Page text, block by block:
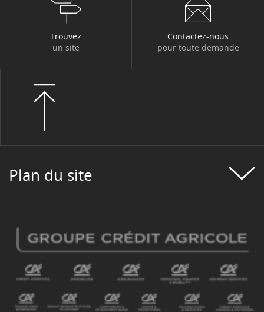
Trouvez
un site
Contactez-nous
pour toute demande
Plan du site